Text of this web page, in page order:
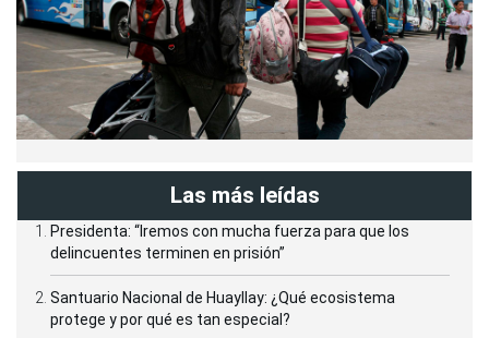
Las más leídas
Presidenta: “Iremos con mucha fuerza para que los
delincuentes terminen en prisión”
Santuario Nacional de Huayllay: ¿Qué ecosistema
protege y por qué es tan especial?